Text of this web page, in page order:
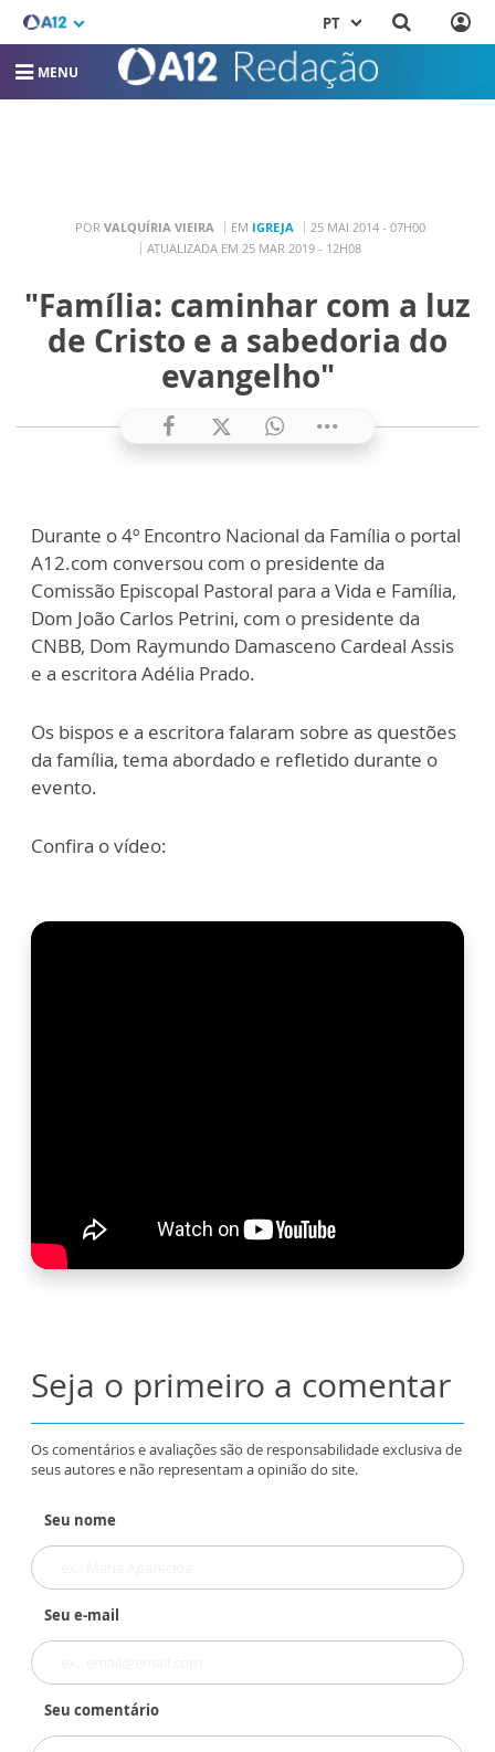
PT
MENU
POR VALQUÍRIA VIEIRA EM IGREJA
25 MAI 2014 - 07H00
ATUALIZADA EM 25 MAR 2019 - 12H08
"Família: caminhar com a luz
de Cristo e a sabedoria do
evangelho"
Durante o 4º Encontro Nacional da Família o portal
A12.com conversou com o presidente da
Comissão Episcopal Pastoral para a Vida e Família,
Dom João Carlos Petrini, com o presidente da
CNBB, Dom Raymundo Damasceno Cardeal Assis
e a escritora Adélia Prado.
Os bispos e a escritora falaram sobre as questões
da família, tema abordado e refletido durante o
evento.
Confira o vídeo:
Seja o primeiro a comentar
Os comentários e avaliações são de responsabilidade exclusiva de
seus autores e não representam a opinião do site.
Seu nome
Seu e-mail
Seu comentário